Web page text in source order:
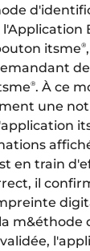
itsme®
®. À ce
une
en train
il
m&éthode